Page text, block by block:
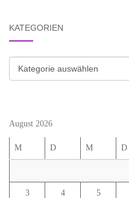
KATEGORIEN
Kategorien
August 2026
M D M D
3 4 5